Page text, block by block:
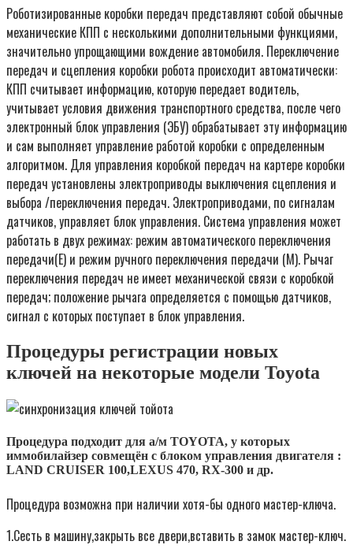
Роботизированные коробки передач представляют собой обычные
механические КПП с несколькими дополнительными функциями,
значительно упрощающими вождение автомобиля. Переключение
передач и сцепления коробки робота происходит автоматически:
КПП считывает информацию, которую передает водитель,
учитывает условия движения транспортного средства, после чего
электронный блок управления (ЭБУ) обрабатывает эту информацию
и сам выполняет управление работой коробки с определенным
алгоритмом. Для управления коробкой передач на картере коробки
передач установлены электроприводы выключения сцепления и
выбора /переключения передач. Электроприводами, по сигналам
датчиков, управляет блок управления. Система управления может
работать в двух режимах: режим автоматического переключения
передачи(Е) и режим ручного переключения передачи (М). Рычаг
переключения передач не имеет механической связи с коробкой
передач; положение рычага определяется с помощью датчиков,
сигнал с которых поступает в блок управления.
Процедуры регистрации новых
ключей на некоторые модели Toyota
Процедура подходит для а/м TOYOTA, у которых
иммобилайзер совмещён с блоком управления двигателя :
LAND CRUISER 100,LEXUS 470, RX-300 и др.
Процедура возможна при наличии хотя-бы одного мастер-ключа.
1.Сесть в машину,закрыть все двери,вставить в замок мастер-ключ.